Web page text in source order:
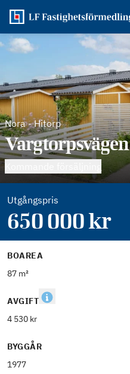
Nora-Hitorp
Utgångspris
650 000kr
BOAREA
87 m²
AVGIFT
4 530 kr
BYGGÅR
1977